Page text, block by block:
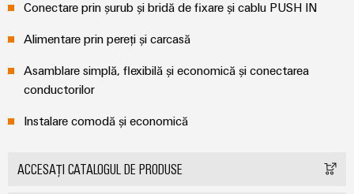
Conectare prin șurub și bridă de fixare și cablu PUSH IN
Alimentare prin pereți și carcasă
Asamblare simplă, flexibilă și economică și conectarea
conductorilor
Instalare comodă și economică
ACCESAȚI CATALOGUL DE PRODUSE